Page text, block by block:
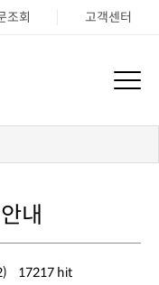
조회 고객센터
내
17217 hit